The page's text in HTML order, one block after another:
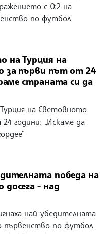
с 0:2 на
по футбол
на Турция на
за първи път от 24
страната си да
на Световното
години: „Искаме да
победа на
- над
най-убедителната
първенство по футбол